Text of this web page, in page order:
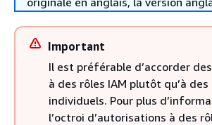
Important
Il est préférable d’accorder
à des rôles IAM plutôt qu’à
individuels. Pour plus
l’octroi d’autorisations à des